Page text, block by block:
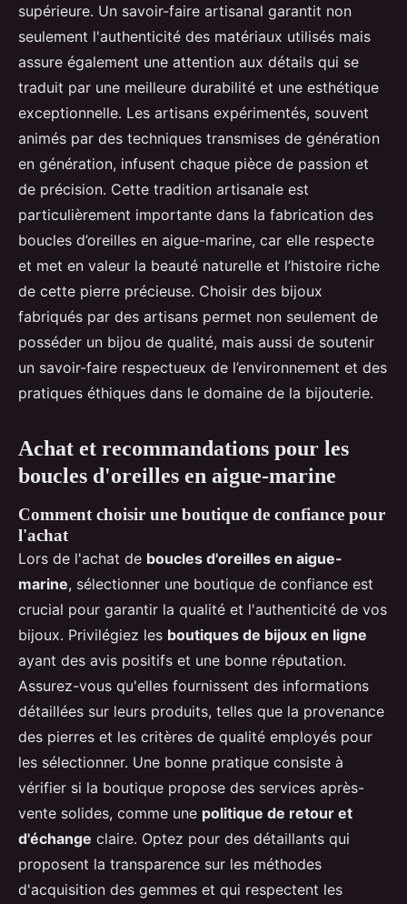
supérieure. Un savoir-faire artisanal garantit non
seulement l'authenticité des matériaux utilisés mais
assure également une attention aux détails qui se
traduit par une meilleure durabilité et une esthétique
exceptionnelle. Les artisans expérimentés, souvent
animés par des techniques transmises de génération
en génération, infusent chaque pièce de passion et
de précision. Cette tradition artisanale est
particulièrement importante dans la fabrication des
boucles d’oreilles en aigue-marine, car elle respecte
et met en valeur la beauté naturelle et l’histoire riche
de cette pierre précieuse. Choisir des bijoux
fabriqués par des artisans permet non seulement de
posséder un bijou de qualité, mais aussi de soutenir
un savoir-faire respectueux de l’environnement et des
pratiques éthiques dans le domaine de la bijouterie.
Achat et recommandations pour les
boucles d'oreilles en aigue-marine
Comment choisir une boutique de confiance pour
l'achat
Lors de l'achat de boucles d'oreilles en aigue-
marine, sélectionner une boutique de confiance est
crucial pour garantir la qualité et l'authenticité de vos
bijoux. Privilégiez les boutiques de bijoux en ligne
ayant des avis positifs et une bonne réputation.
Assurez-vous qu'elles fournissent des informations
détaillées sur leurs produits, telles que la provenance
des pierres et les critères de qualité employés pour
les sélectionner. Une bonne pratique consiste à
vérifier si la boutique propose des services après-
vente solides, comme une politique de retour et
d'échange claire. Optez pour des détaillants qui
proposent la transparence sur les méthodes
d'acquisition des gemmes et qui respectent les